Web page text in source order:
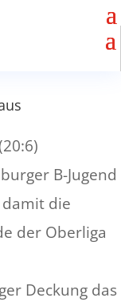
B-Jugend
die
der Oberliga
Deckung das